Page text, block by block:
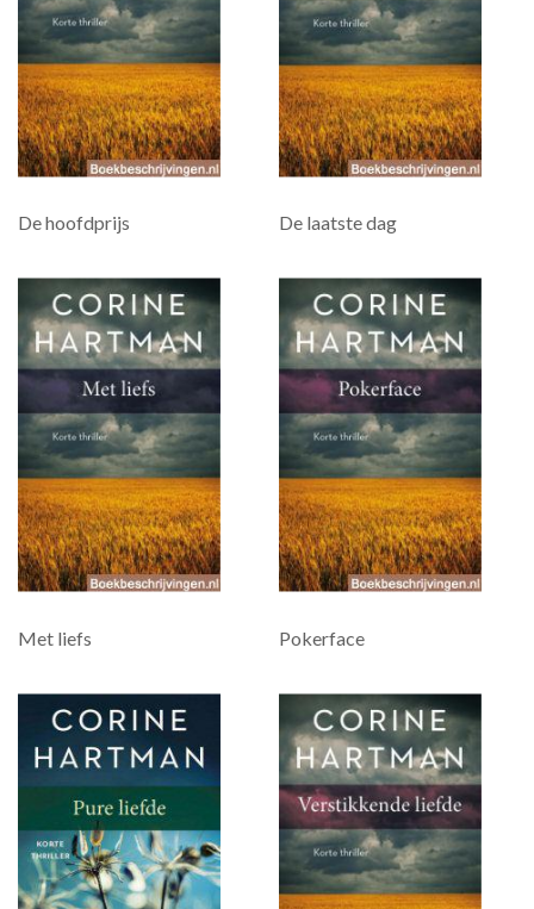
De hoofdprijs De laatste dag
Met liefs Pokerface